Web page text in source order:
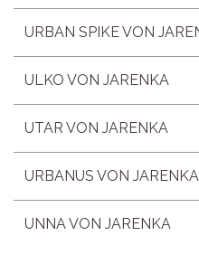
URBAN SPIKE VON
ULKO VON JARENKA
UTAR VON JARENKA
URBANUS VON JARENKA
UNNA VON JARENKA